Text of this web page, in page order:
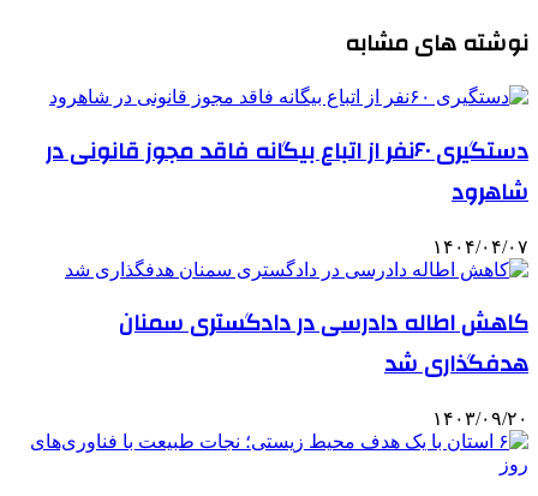
نوشته های مشابه
دستگیری ۶۰نفر از اتباع بیگانه فاقد مجوز قانونی در
شاهرود
۱۴۰۴/۰۴/۰۷
کاهش اطاله دادرسی در دادگستری سمنان
هدفگذاری شد
۱۴۰۳/۰۹/۲۰